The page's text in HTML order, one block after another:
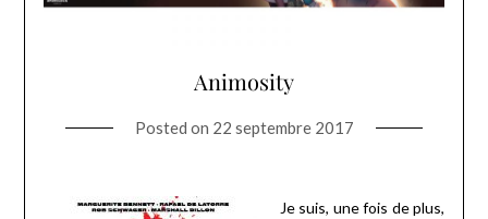
Animosity
Posted on 22 septembre 2017
Je suis, une fois de plus,